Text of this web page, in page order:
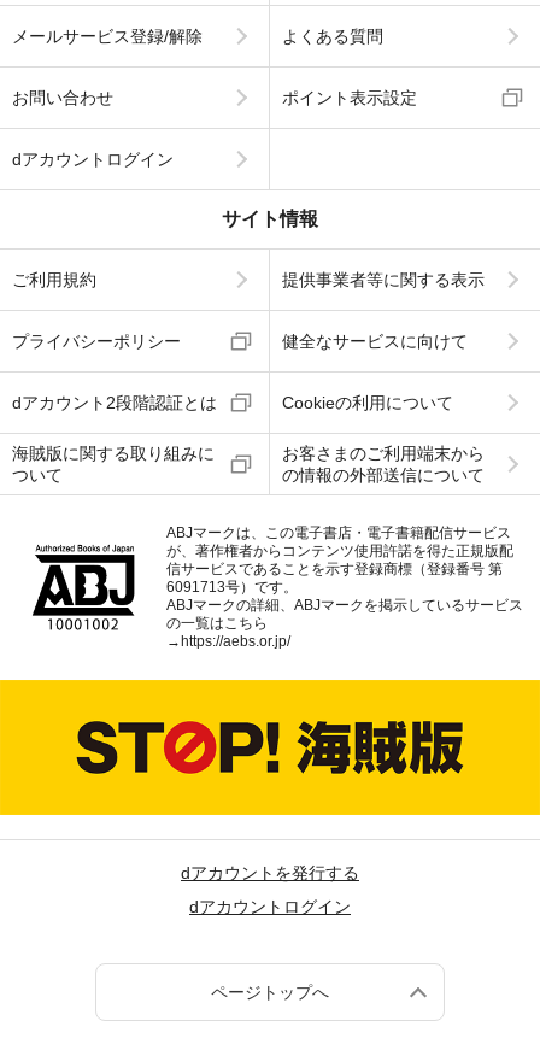
メールサービス登録/解除 よくある質問
お問い合わせ ポイント表示設定
dアカウントログイン
サイト情報
ご利用規約 提供事業者等に関する表示
プライバシーポリシー 健全なサービスに向けて
dアカウント2段階認証とは Cookieの利用について
海賊版に関する取り組みに
ついて
お客さまのご利用端末から
の情報の外部送信について
ABJマークは、この電子書店・電子書籍配信サービス
が、著作権者からコンテンツ使用許諾を得た正規版配
信サービスであることを示す登録商標（登録番号 第
6091713号）です。
ABJマークの詳細、ABJマークを掲示しているサービス
の一覧はこちら
→ https://aebs.or.jp/
dアカウントを発行する
dアカウントログイン
ページトップへ